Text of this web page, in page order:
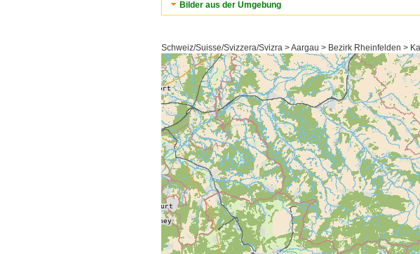
Bilder aus der Umgebung
Schweiz/Suisse/Svizzera/Svizra > Aargau > Bezirk Rheinfelden >